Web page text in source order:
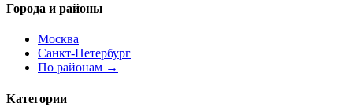
Города и районы
Москва
Санкт-Петербург
По районам →
Категории